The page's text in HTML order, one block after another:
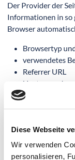
Diese Webseite
Wir verwenden
personalisieren,
Der Provider der
Informationen in so
Browser
Browsertyp
verwendetes
Referrer URL
Hostname des
Uhrzeit der
IP-Adresse
Eine
Grundlage für die